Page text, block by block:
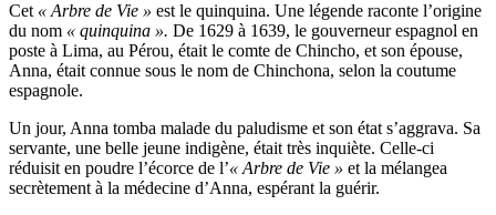
Cet « Arbre de Vie » est le quinquina. Une légende raconte l’origine
du nom « quinquina ». De 1629 à 1639, le gouverneur espagnol en
poste à Lima, au Pérou, était le comte de Chincho, et son épouse,
Anna, était connue sous le nom de Chinchona, selon la coutume
espagnole.
Un jour, Anna tomba malade du paludisme et son état s’aggrava. Sa
servante, une belle jeune indigène, était très inquiète. Celle-ci
réduisit en poudre l’écorce de l’« Arbre de Vie » et la mélangea
secrètement à la médecine d’Anna, espérant la guérir.